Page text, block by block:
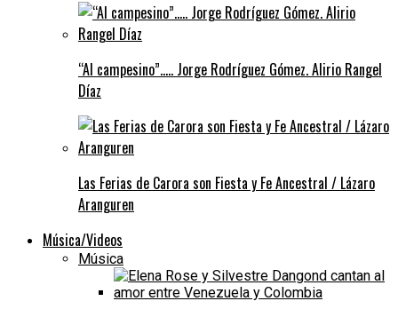
“Al campesino”….. Jorge Rodríguez Gómez. Alirio Rangel
Díaz
Las Ferias de Carora son Fiesta y Fe Ancestral / Lázaro
Aranguren
Música/Videos
Música